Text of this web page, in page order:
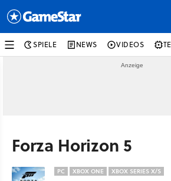
SPIELE NEWS VIDEOS
Forza Horizon 5
PC XBOX ONE XBOX SERIES X/S